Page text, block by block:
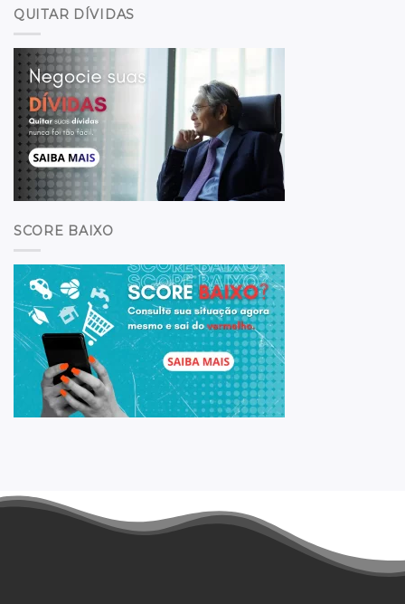
QUITAR DÍVIDAS
SCORE BAIXO